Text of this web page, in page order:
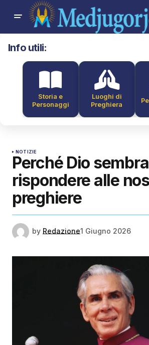
Info utili:
Storia e
Personaggi
Luoghi di
Preghiera
NOTIZIE
Perché Dio
rispondere alle
preghiere
by Redazione1 Giugno 2026